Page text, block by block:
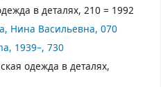
в деталях, 210 = 1992
Нина Васильевна, 070
1939–, 730
одежда в деталях,